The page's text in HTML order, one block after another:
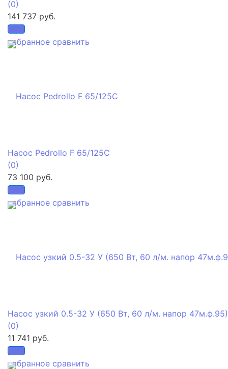
избранное сравнить
(0)
141 737 руб.
избранное сравнить
Насос Pedrollo F 65/125C
(0)
73 100 руб.
избранное сравнить
Насос узкий 0.5-32 У (650 Вт, 60 л/м. напор 47м.ф.95)
(0)
11 741 руб.